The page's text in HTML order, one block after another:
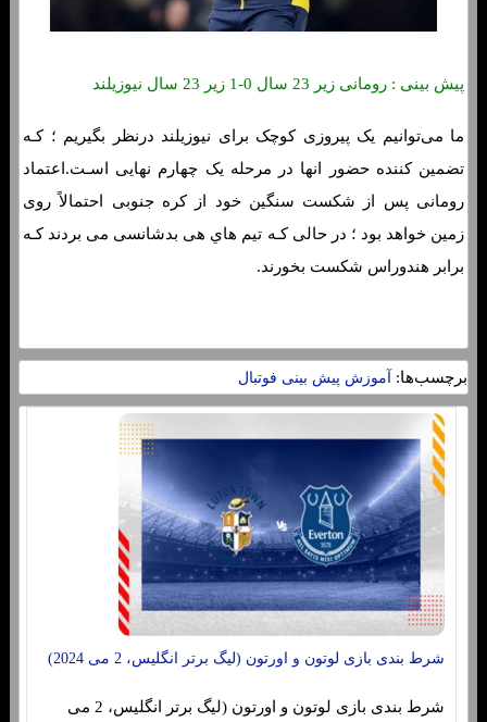
پیش بینی : رومانی زیر 23 سال 0-1 زیر 23 سال نیوزیلند
ما می‌توانیم یک پیروزی کوچک برای نیوزیلند درنظر بگیریم ؛ کـه
تضمین کننده حضور انها در مرحله یک چهارم نهایی اسـت.اعتماد
رومانی پس از شکست سنگین خود از کره جنوبی احتمالاً روی
زمین خواهد بود ؛ در حالی کـه تیم هاي‌ هی بدشانسی می بردند کـه
برابر هندوراس شکست بخورند.
برچسب‌ها: آموزش پیش بینی فوتبال
شرط بندی بازی لوتون و اورتون (لیگ برتر انگلیس، 2 می 2024)
شرط بندی بازی لوتون و اورتون (لیگ برتر انگلیس، 2 می